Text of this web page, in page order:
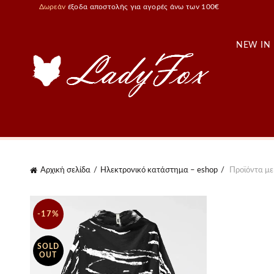
Δωρεάν έξοδα αποστολής για αγορές άνω των 100€
NEW IN
Αρχική σελίδα Ηλεκτρονικό κατάστημα – eshop Προϊόντα
-17%
SOLD
OUT